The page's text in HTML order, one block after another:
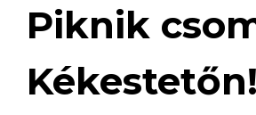
Piknik
Kékestetőn!